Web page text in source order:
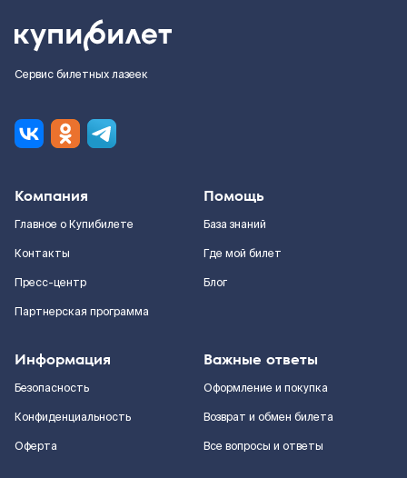
Сервис билетных лазеек
Компания
Главное о Купибилете
Контакты
Пресс-центр
Партнерская программа
Помощь
База знаний
Где мой билет
Блог
Информация
Безопасность
Конфиденциальность
Оферта
Важные ответы
Оформление и покупка
Возврат и обмен билета
Все вопросы и ответы